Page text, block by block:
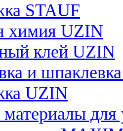
STAUF
химия UZIN
клей UZIN
и
UZIN